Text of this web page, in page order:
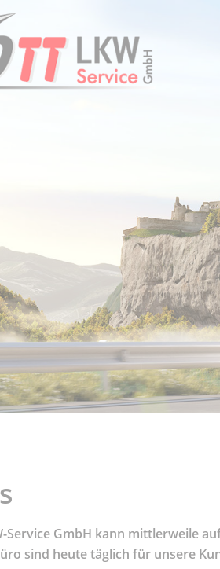
Service GmbH kann mittlerweile
sind heute täglich für unsere